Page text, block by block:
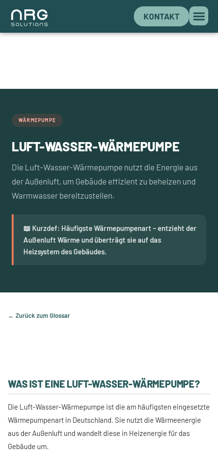
KONTAKT
WÄRMEPUMPE
LUFT-WASSER-WÄRMEPUMPE
Die Luft-Wasser-Wärmepumpe nutzt die Energie aus
der Außenluft, um Gebäude effizient zu beheizen und
Warmwasser bereitzustellen.
📖 Kurzdef: Häufigste Wärmepumpenart – entzieht der
Außenluft Wärme und überträgt sie auf das
Heizsystem des Gebäudes.
← Zurück zum Glossar
WAS IST EINE LUFT-WASSER-WÄRMEPUMPE?
Die Luft-Wasser-Wärmepumpe ist die am häufigsten eingesetzte
Wärmepumpenart in Deutschland. Sie nutzt die Wärmeenergie
aus der Außenluft und wandelt diese in Heizenergie für das
Gebäude um.